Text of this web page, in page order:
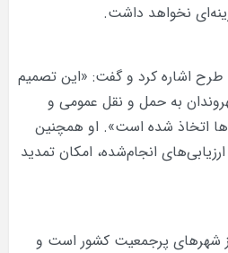
نخواهد داشت.
اشاره کرد و گفت: «این تصمیم
به حمل و نقل عمومی و
اتخاذ شده است». او همچنین
انجام‌شده، امکان تمدید
از شهرهای پرجمعیت کشور است و